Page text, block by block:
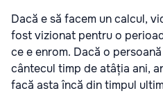
Dacă e să facem un calcul,
fost vizionat pentru o
ce e enrom. Dacă o
cântecul timp de atâția ani,
facă asta încă din timpul